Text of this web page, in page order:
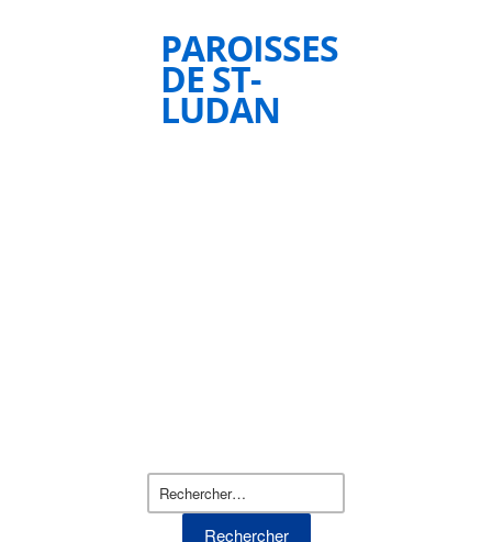
PAROISSES
DE ST-
LUDAN
Rechercher :